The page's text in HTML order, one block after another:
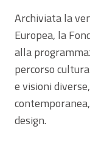
Archiviata la
Europea, la
alla
percorso
e visioni
design.